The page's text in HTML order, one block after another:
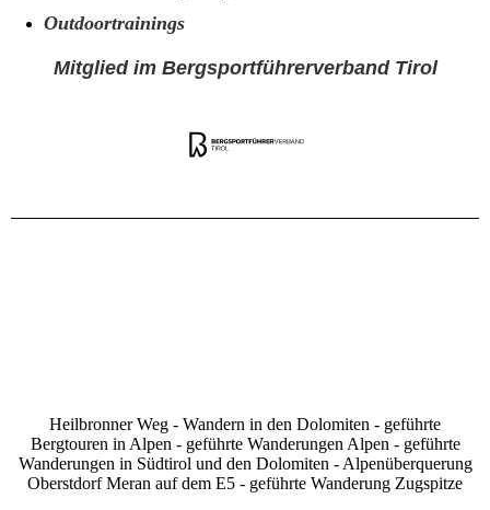
Outdoortrainings
Mitglied im Bergsportführerverband Tirol
Heilbronner Weg - Wandern in den Dolomiten - geführte
Bergtouren in Alpen - geführte Wanderungen Alpen - geführte
Wanderungen in Südtirol und den Dolomiten - Alpenüberquerung
Oberstdorf Meran auf dem E5 - geführte Wanderung Zugspitze